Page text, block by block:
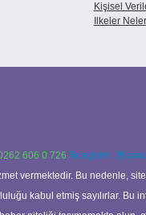
Kişisel
Ilkeler
606 0 726 Telegram:
vermektedir. Bu nedenle,
kabul etmiş sayılırlar. Bu